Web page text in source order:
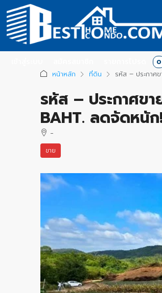
0
หน้าหลัก ที่ดิน รหัส – ประกา
รหัส – ประกาศข
BAHT. ลดจัดหนัก
-
ขาย